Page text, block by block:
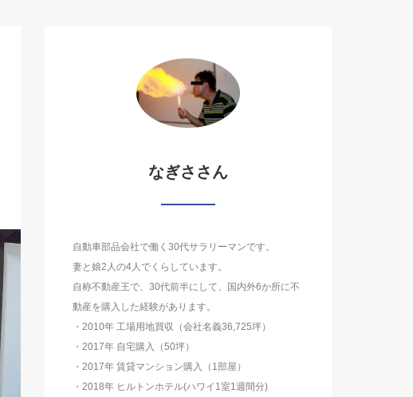
なぎささん
自動車部品会社で働く30代サラリーマンです。
妻と娘2人の4人でくらしています。
自称不動産王で、30代前半にして、国内外6か所に不
動産を購入した経験があります。
・2010年 工場用地買収（会社名義36,725坪）
・2017年 自宅購入（50坪）
・2017年 賃貸マンション購入（1部屋）
・2018年 ヒルトンホテル(ハワイ1室1週間分)